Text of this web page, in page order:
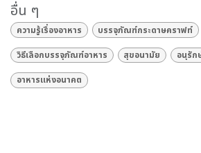
อื่น ๆ
ความรู้เรื่องอาหาร บรรจุภัณฑ์กระดาษคราฟท์
วิธีเลือกบรรจุภัณฑ์อาหาร สุขอนามัย อนุรัก
อาหารแห่งอนาคต